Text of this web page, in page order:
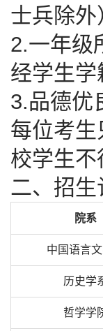
士兵除外
2.一年级
经学生
3.品德优
每位考
校学生不
二、招生
院系
中国语言
历史学
哲学学